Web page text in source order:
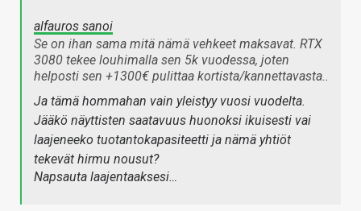
alfauros sanoi
Se on ihan sama mitä nämä vehkeet maksavat. RTX
3080 tekee louhimalla sen 5k vuodessa, joten
helposti sen +1300€ pulittaa kortista/kannettavasta..
Ja tämä hommahan vain yleistyy vuosi vuodelta.
Jääkö näyttisten saatavuus huonoksi ikuisesti vai
laajeneeko tuotantokapasiteetti ja nämä yhtiöt
tekevät hirmu nousut?
Napsauta laajentaaksesi…